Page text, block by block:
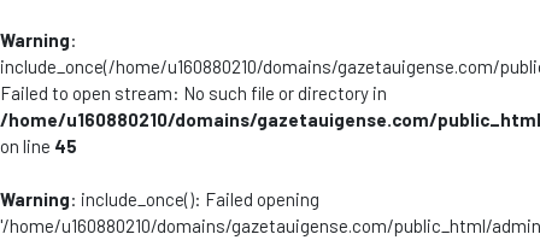
Warning:
include_once(/home/u160880210/domains/gazetauigense.com/
Failed to open stream: No such file or directory in
/home/u160880210/domains/gazetauigense.com/
on line 45
Warning: include_once(): Failed opening
'/home/u160880210/domains/gazetauigense.com/public_html/